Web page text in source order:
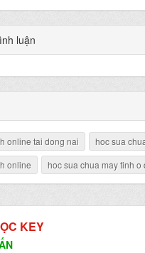
luận
online tai dong nai
hoc sua
online
hoc sua chua may tinh o
KEY